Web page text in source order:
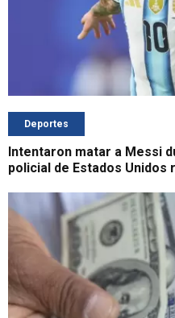
Deportes
Intentaron matar a Messi
policial de Estados Unidos